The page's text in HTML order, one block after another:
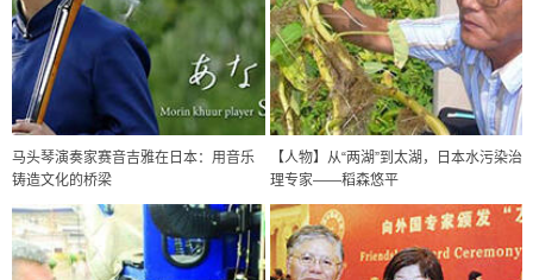
马头琴演奏家赛音吉雅在日本：用音乐
铸造文化的桥梁
【人物】从“两湖”到太湖，日本水污染治
理专家——稻森悠平